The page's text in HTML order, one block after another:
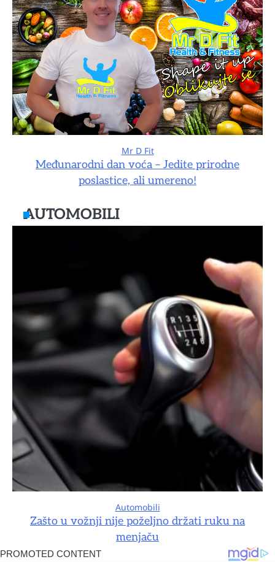
Mr D Fit
Međunarodni dan voća – Jedite prirodne
poslastice, ali umereno!
AUTOMOBILI
Automobili
Zašto u vožnji nije poželjno držati ruku na
menjaču